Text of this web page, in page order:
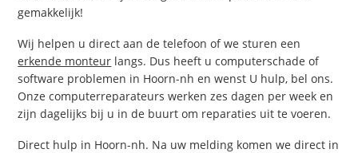
gemakkelijk!
Wij helpen u direct aan de telefoon of we sturen een
erkende monteur langs. Dus heeft u computerschade of
software problemen in Hoorn-nh en wenst U hulp, bel ons.
Onze computerreparateurs werken zes dagen per week en
zijn dagelijks bij u in de buurt om reparaties uit te voeren.
Direct hulp in Hoorn-nh. Na uw melding komen we direct in